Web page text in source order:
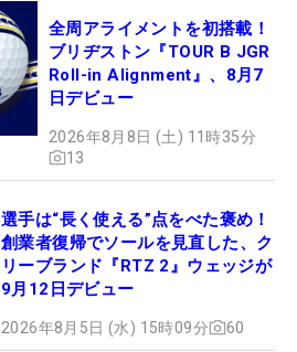
全周アライメントを初搭載！
ブリヂストン『TOUR B JGR
Roll-in Alignment』、8月7
日デビュー
2026年8月8日 (土) 11時35分
13
選手は“長く使える”点をべた褒め！
創業者復帰でソールを見直した、ク
リーブランド『RTZ 2』ウェッジが
9月12日デビュー
2026年8月5日 (水) 15時09分 60